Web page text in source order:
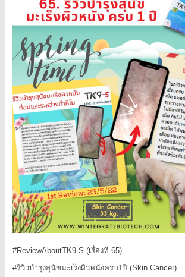
#ReviewAboutTK9-S (เรื่องที่ 65)
#รีวิวบำรุงสุนัขมะเร็งผิวหนังครบ1ปี (Skin Cancer)